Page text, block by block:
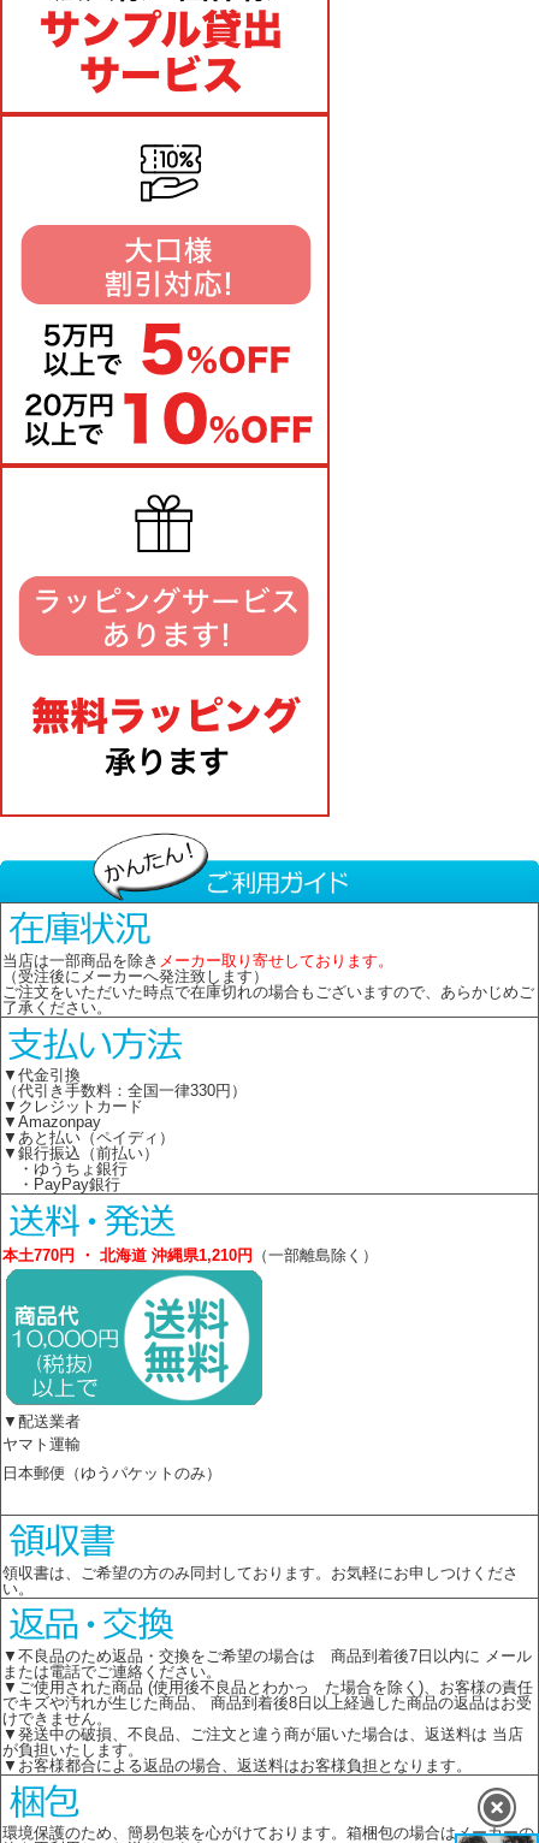
当店は一部商品を除き メーカー取り寄せしております。
（受注後にメーカーへ発注致します）
ご注文をいただいた時点で在庫切れの場合もございますので、あらかじめご
了承ください。
▼代金引換
（代引き手数料：全国一律330円）
▼クレジットカード
▼Amazonpay
▼あと払い（ペイディ）
▼銀行振込（前払い）
・ゆうちょ銀行
・PayPay銀行
本土770円 ・ 北海道 沖縄県1,210円 （一部離島除く）
▼配送業者
ヤマト運輸
日本郵便（ゆうパケットのみ）
領収書は、ご希望の方のみ同封しております。お気軽にお申しつけくださ
い。
▼不良品のため返品・交換をご希望の場合は 商品到着後7日以内に メール
または電話でご連絡ください。
▼ご使用された商品 (使用後不良品とわかっ た場合を除く)、お客様の責任
でキズや汚れが生じた商品、 商品到着後8日以上経過した商品の返品はお受
けできません。
▼発送中の破損、不良品、ご注文と違う商が届いた場合は、返送料は 当店
が負担いたします。
▼お客様都合による返品の場合、返送料はお客様負担となります。
環境保護のため、簡易包装を心がけております。箱梱包の場合はメーカーの